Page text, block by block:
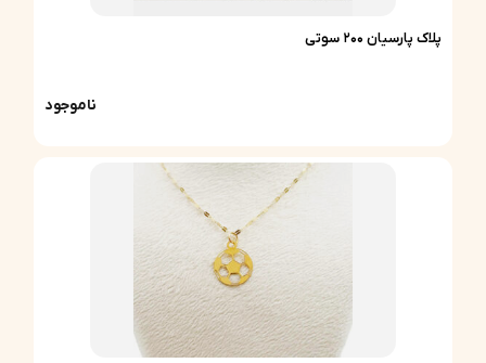
پلاک پارسیان 200 سوتی
ناموجود